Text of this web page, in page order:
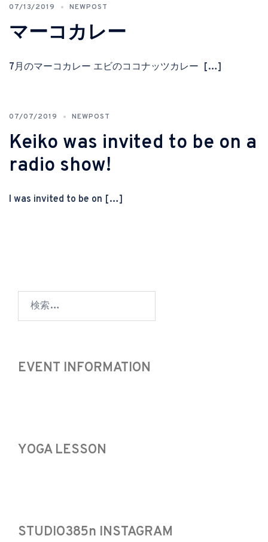
07/13/2019 NEWPOST
マーコカレー
7月のマーコカレー エビのココナッツカレー […]
07/07/2019 NEWPOST
Keiko was invited to be on a
radio show!
I was invited to be on […]
EVENT INFORMATION
YOGA LESSON
STUDIO385n INSTAGRAM